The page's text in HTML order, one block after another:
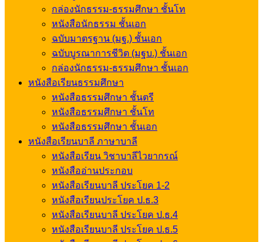
กล่องนักธรรม-ธรรมศึกษา ชั้นโท
หนังสือนักธรรม ชั้นเอก
ฉบับมาตรฐาน (มฐ.) ชั้นเอก
ฉบับบูรณาการชีวิต (มฐบ.) ชั้นเอก
กล่องนักธรรม-ธรรมศึกษา ชั้นเอก
หนังสือเรียนธรรมศึกษา
หนังสือธรรมศึกษา ชั้นตรี
หนังสือธรรมศึกษา ชั้นโท
หนังสือธรรมศึกษา ชั้นเอก
หนังสือเรียนบาลี ภาษาบาลี
หนังสือเรียน วิชาบาลีไวยากรณ์
หนังสืออ่านประกอบ
หนังสือเรียนบาลี ประโยค 1-2
หนังสือเรียนประโยค ป.ธ.3
หนังสือเรียนบาลี ประโยค ป.ธ.4
หนังสือเรียนบาลี ประโยค ป.ธ.5